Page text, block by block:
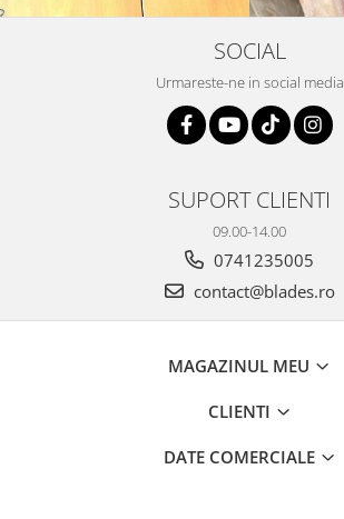
SOCIAL
Urmareste-ne in social media
SUPORT CLIENTI
09.00-14.00
0741235005
contact@blades.ro
MAGAZINUL MEU
CLIENTI
DATE COMERCIALE